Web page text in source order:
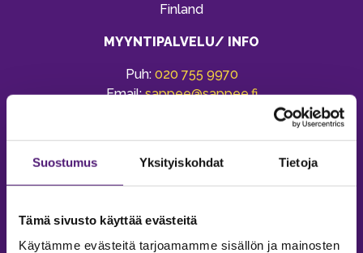
Suostumus Yksityiskohdat Tietoja
Tämä sivusto käyttää evästeitä
Käytämme evästeitä tarjoamamme sisällön ja mainosten
Finland
MYYNTIPALVELU/ INFO
Puh: 020 755 9970
Email:sappee@sappee.fi